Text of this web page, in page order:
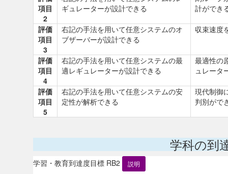
項目
2
ギュレーターが設計できる
計ができ
評価
項目
3
右記の手法を用いて任意システムのオ
ブザーバーが設計できる
収束速度
評価
項目
4
右記の手法を用いて任意システムの最
適レギュレーターが設計できる
最適性の
ュレータ
評価
項目
5
右記の手法を用いて任意システムの安
定性が解析できる
現代制御
判別がで
学科の到
学習・教育到達度目標 RB2 説明